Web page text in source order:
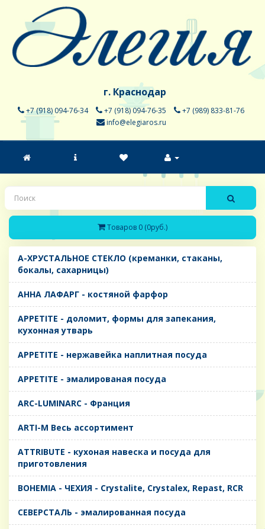
г. Краснодар
+7 (918) 094-76-34 +7 (918) 094-76-35
+7 (989) 833-81-76
info@elegiaros.ru
Товаров 0 (0руб.)
A-ХРУСТАЛЬНОЕ СТЕКЛО (креманки, стаканы,
бокалы, сахарницы)
AHHA ЛАФАРГ - костяной фарфор
APPETITE - доломит, формы для запекания,
кухонная утварь
APPETITE - нержавейка наплитная посуда
APPETITE - эмалированая посуда
ARC-LUMINARC - Франция
ARTI-M Весь ассортимент
ATTRIBUTE - кухоная навеска и посуда для
приготовления
BOHEMIA - ЧЕХИЯ - Crystalite, Crystalex, Repast, RCR
CЕВЕРСТАЛЬ - эмалированная посуда